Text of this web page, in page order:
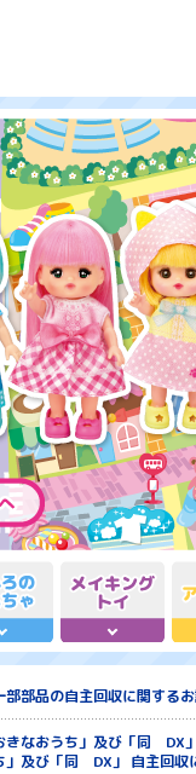
部部品の自主回収に関する
きなおうち」及び「同 DX
及び「同 DX」 自主回収